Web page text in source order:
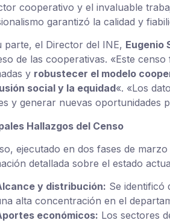
cooperativo y el invaluable
garantizó la calidad y
parte, el Director del INE, Eugenio
de las cooperativas. «Este
y robustecer el modelo
social y la equidad«. «Los
y generar nuevas oportunidades
Hallazgos del Censo
ejecutado en dos fases de
detallada sobre el estado
y distribución: Se identificó
alta concentración en el
económicos: Los sectores